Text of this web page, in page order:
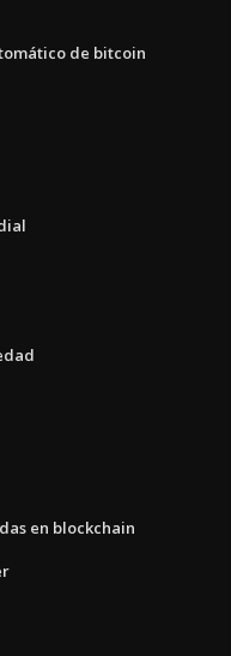
de bitcoin
en blockchain